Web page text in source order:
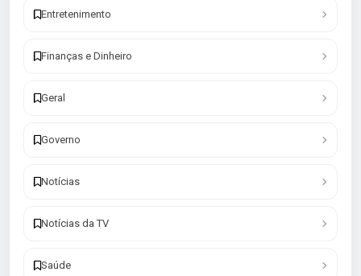
Entretenimento
Finanças e Dinheiro
Geral
Governo
Notícias
Notícias da TV
Saúde